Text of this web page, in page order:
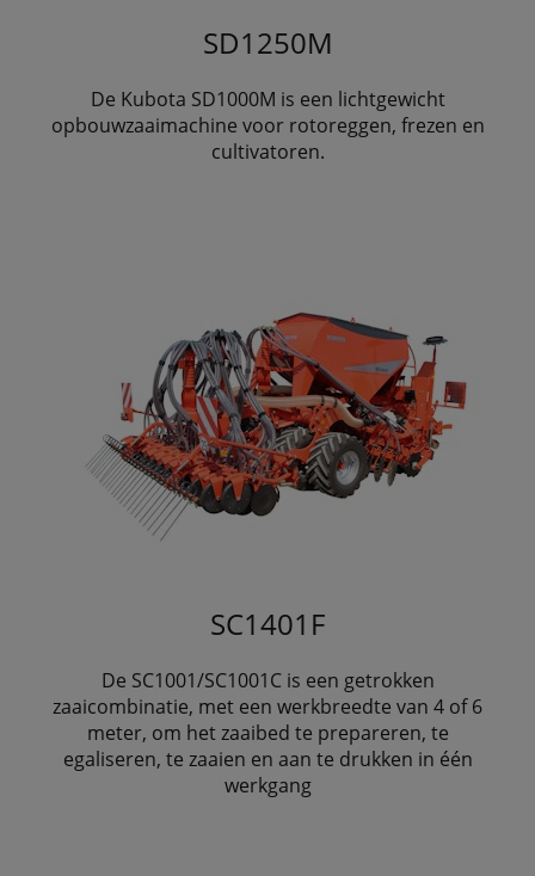
SD1250M
De Kubota SD1000M is een lichtgewicht
opbouwzaaimachine voor rotoreggen, frezen en
cultivatoren.
SC1401F
De SC1001/SC1001C is een getrokken
zaaicombinatie, met een werkbreedte van 4 of 6
meter, om het zaaibed te prepareren, te
egaliseren, te zaaien en aan te drukken in één
werkgang